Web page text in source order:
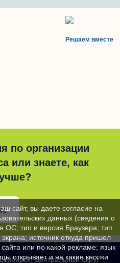
Решаем вместе
по организации
или знаете, как
Центральный округ
сайт, вы даете согласие на
данных (сведения о
ОС; тип и версия Браузера; тип
источник откуда пришел
сайта или по какой рекламе; язык
открывает и на какие кнопки